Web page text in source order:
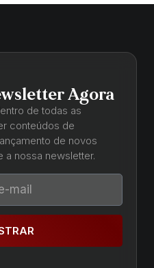
Agora
de todas as
conteúdos de
de novos
a nossa newsletter.